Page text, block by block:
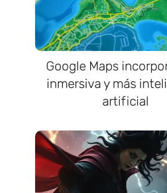
Google Maps
inmersiva y más
artificial